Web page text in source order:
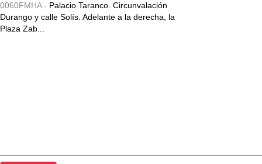
0060FMHA - Palacio Taranco. Circunvalación
Durango y calle Solís. Adelante a la derecha, la
Plaza Zab...